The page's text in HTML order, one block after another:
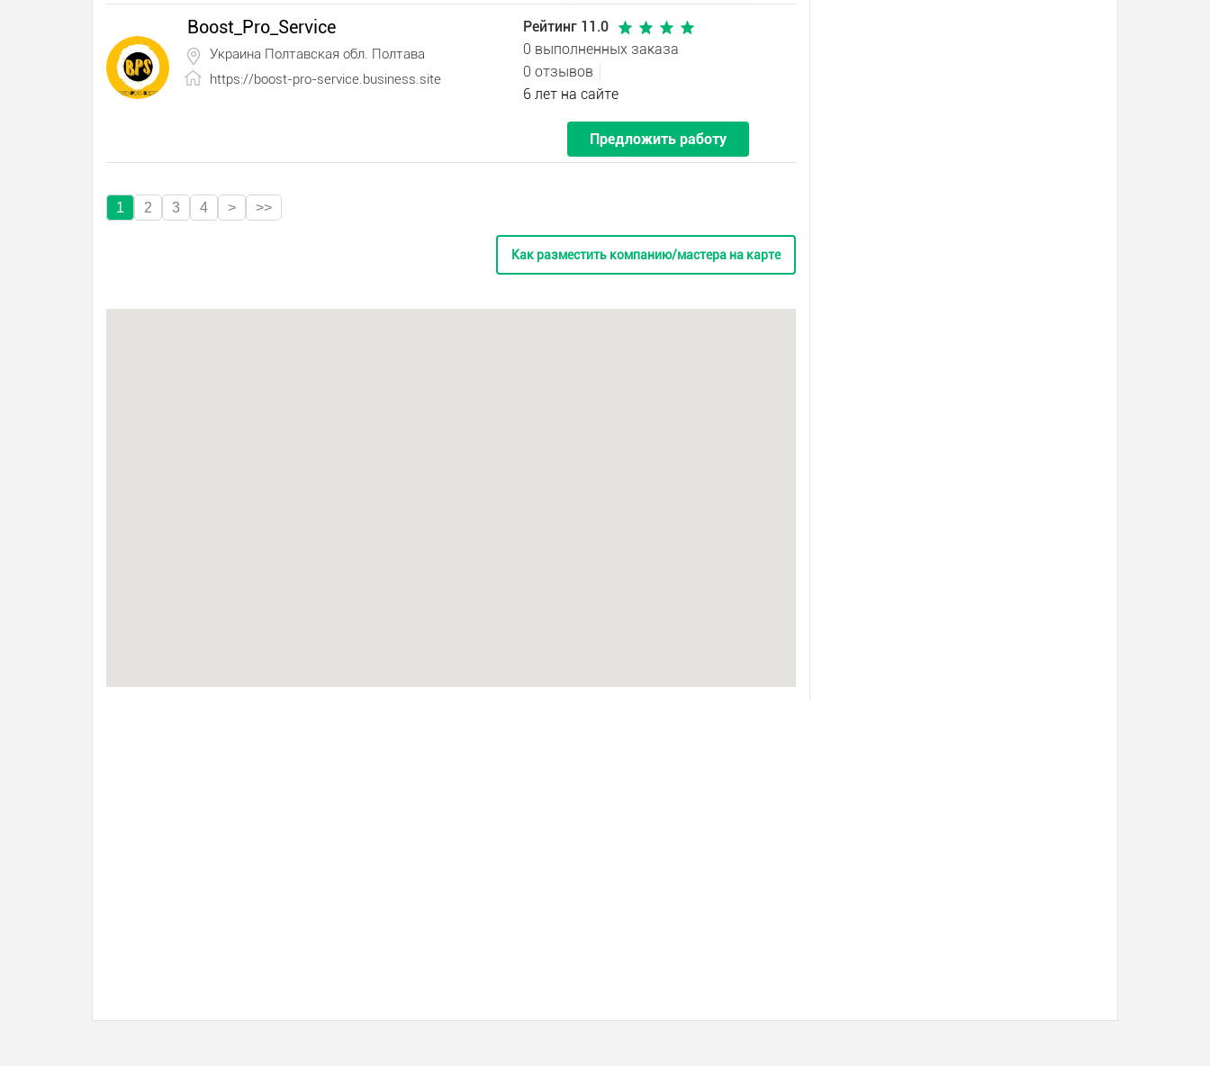
Boost_Pro_Service
Украина Полтавская обл. Полтава
https://boost-pro-service.business.site
Рейтинг 11.0
0 выполненных заказа
0 отзывов
6 лет на сайте
Предложить работу
1 2 3 4 > >>
Как разместить компанию/мастера на карте